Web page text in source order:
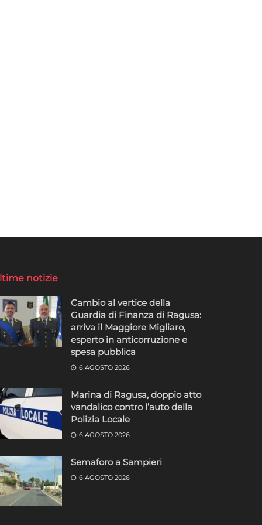
notizie
Cambio al vertice della
Guardia di Finanza di Ragusa:
arriva il Maggiore Migliaro,
esperto in anticorruzione e
spesa pubblica
6 AGOSTO 2026
Marina di Ragusa, doppio atto
vandalico contro l’auto della
Polizia Locale
6 AGOSTO 2026
Semaforo a Sampieri
6 AGOSTO 2026